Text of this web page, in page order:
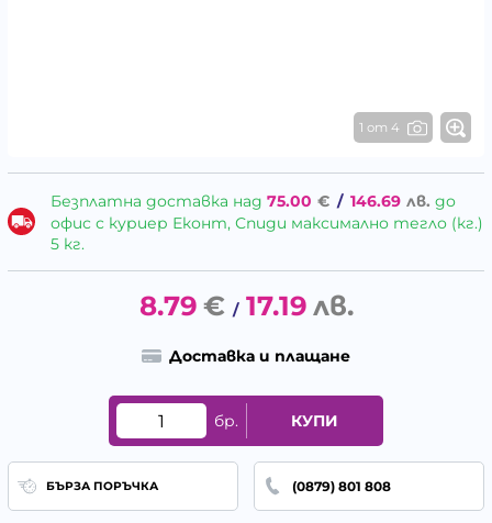
1 от 4
Безплатна доставка над 75.00 € / 146.69 лв. до
офис с куриер Еконт, Спиди максимално тегло (кг.)
5 кг.
8.79 € / 17.19 лв.
Доставка и плащане
бр. КУПИ
БЪРЗА ПОРЪЧКА (0879) 801 808